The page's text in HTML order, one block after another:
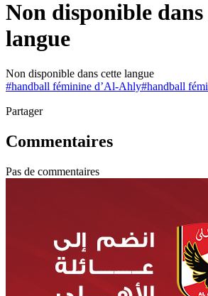
Non disponible dans
langue
Non disponible dans cette langue
#handball féminine d’Al-Ahly#handball
Partager
Commentaires
Pas de commentaires